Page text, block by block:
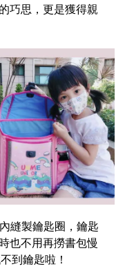
巧思，更是獲得親
內縫製鑰匙圈，鑰匙
也不用再撈書包慢
到鑰匙啦！